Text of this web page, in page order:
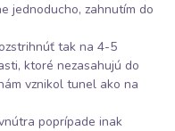
jednoducho, zahnutím do
tak na 4-5
ktoré nezasahujú do
vznikol tunel ako na
poprípade inak